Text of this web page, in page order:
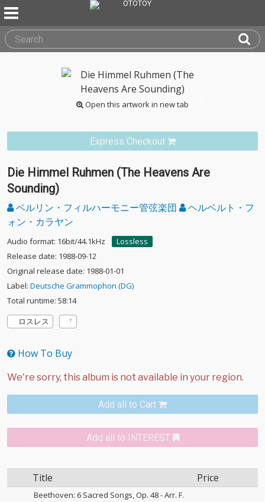
Open this artwork in new tab
Express Checkout
Die Himmel Ruhmen (The Heavens Are
Sounding)
ベルリン・フィルハーモニー管弦楽団
ヘルベルト・フ
ォン・カラヤン
Audio format: 16bit/44.1kHz
Lossless
Release date: 1988-09-12
Original release date: 1988-01-01
Label: Deutsche Grammophon (DG)
Total runtime: 58:14
ロスレス
How To Buy
Add all to Cart
Add all to INTEREST
Title Price
Beethoven: 6 Sacred Songs, Op. 48 - Arr. F.